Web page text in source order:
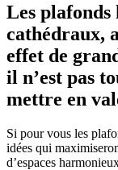
Les plafonds
cathédraux,
effet de
il n’est pas
mettre en
Si pour vous les
idées qui
d’espaces